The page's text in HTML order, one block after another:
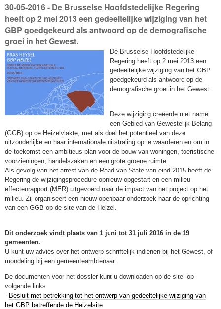
30-05-2016- De Brusselse Hoofdstedelijke Regering
heeft op 2 mei 2013 een gedeeltelijke wijziging van het
GBP goedgekeurd als antwoord op de demografische
groei in het Gewest.
De Brusselse Hoofdstedelijke
Regering heeft op 2 mei 2013 een
gedeeltelijke wijziging van het GBP
goedgekeurd als antwoord op de
demografische groei in het Gewest.
Deze wijziging creëerde met name
een Gebied van Gewestelijk Belang
(GGB) op de Heizelvlakte, met als doel het potentieel van deze
uitzonderlijke en haar internationale uitstraling op te waarderen en om in
de toekomst een ambitieus plan voor de bouw van woningen, toeristische
voorzieningen, handelszaken en een grote groene ruimte.
Als gevolg van het arrest van de Raad van State van eind 2015 heeft de
Regering de wijzigingsprocedure opnieuw opgestart en een milieu-
effectenrapport (MER) uitgevoerd naar de impact van het project op het
milieu. Zij organiseert een nieuw openbaar onderzoek naar de oprichting
van een GGB op de site van de Heizel.
Dit onderzoek vindt plaats van 1 juni tot 31 juli 2016 in de 19
gemeenten.
U kunt uw advies over het ontwerp schriftelijk indienen bij het Gewest, of
mondeling bij een gemeenteambtenaar.
De documenten voor het dossier kunt u downloaden op de site, op
volgende links:
- Besluit met betrekking tot het ontwerp van gedeeltelijke wijziging van
het GBP betreffende de Heizelsite